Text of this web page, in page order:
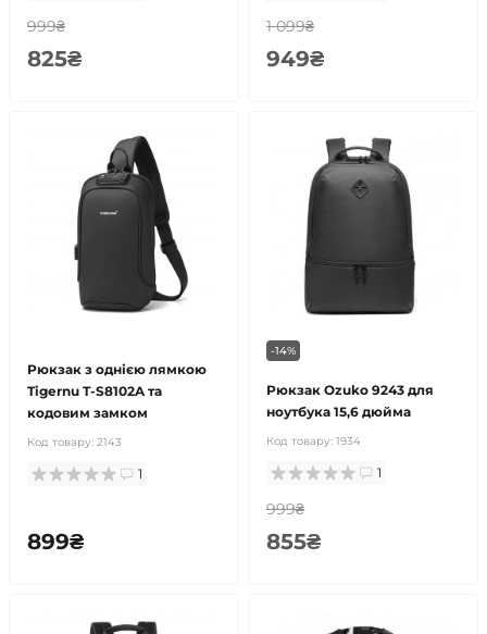
999₴
825₴
1 099₴
949₴
Рюкзак з однією лямкою
Tigernu T-S8102A та
кодовим замком
Код товару: 2143
1
899₴
-14%
Рюкзак Ozuko 9243 для
ноутбука 15,6 дюйма
Код товару: 1934
1
999₴
855₴